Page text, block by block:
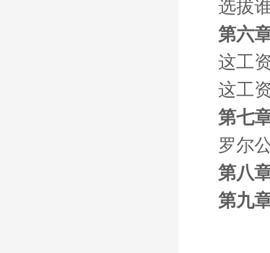
选拔
第六
这工
这工
第七
罗尔
第八
第九